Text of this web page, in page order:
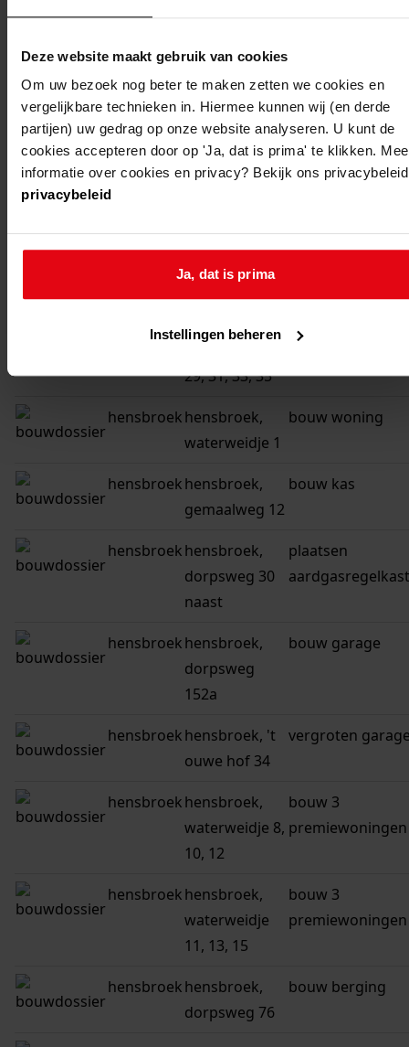
Deze website maakt gebruik van cookies
Om uw bezoek nog beter te maken zetten we cookies en
vergelijkbare technieken in. Hiermee kunnen wij (en derde
partijen) uw gedrag op onze website analyseren. U kunt de
cookies accepteren door op 'Ja, dat is prima' te klikken.
informatie over cookies en privacy? Bekijk ons privacybeleid
privacybeleid
Ja, dat is prima
Instellingen beheren
dorpsweg 140
generatorruimte
hensbroekhensbroek,
dorpsweg 115
vernieuwen
schuur
waterweidje
hensbroekhensbroek,
waterweidje
29, 31, 33, 35
bouw 8 premie
hensbroekhensbroek,
waterweidje 1
bouw woning
hensbroekhensbroek,
gemaalweg 12
bouw kas
hensbroekhensbroek,
dorpsweg 30
naast
plaatsen
aardgasregelkast
hensbroekhensbroek,
dorpsweg
152a
bouw garage
hensbroekhensbroek, 't
ouwe hof 34
vergroten
hensbroekhensbroek,
waterweidje 8,
10, 12
bouw 3
premiewoningen
hensbroekhensbroek,
waterweidje
11, 13, 15
bouw 3
premiewoningen
hensbroekhensbroek,
dorpsweg 76
bouw berging